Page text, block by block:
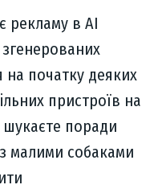
рекламу в AI
на початку деяких
пристроїв на
поради
малими собаками